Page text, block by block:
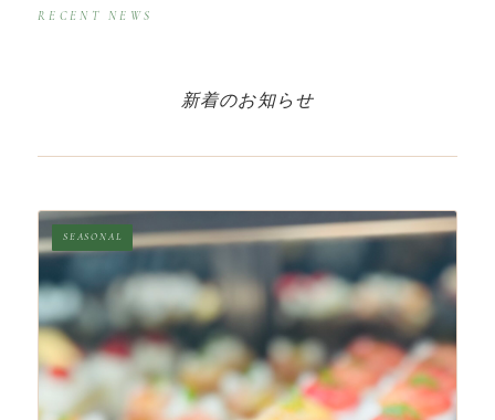
RECENT NEWS
新着のお知らせ
SEASONAL